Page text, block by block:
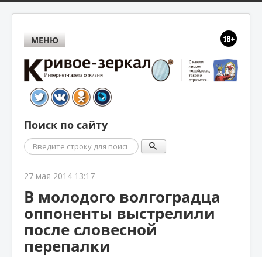
МЕНЮ
Поиск по сайту
Поиск
27 мая 2014 13:17
В молодого волгоградца
оппоненты выстрелили
после словесной
перепалки